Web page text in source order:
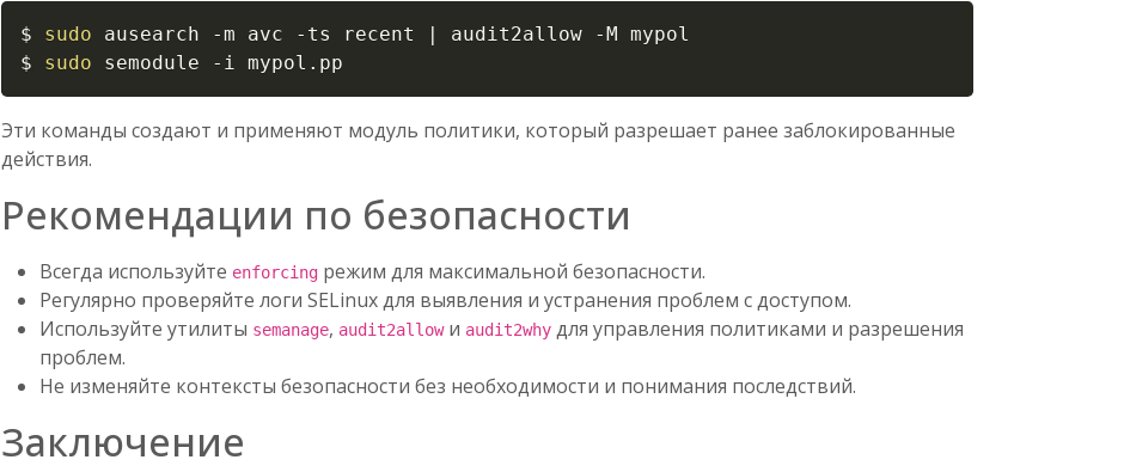
$ sudo ausearch -m avc -ts recent | audit2allow -M mypol
$ sudo semodule -i mypol.pp
Эти команды создают и применяют модуль политики, который разрешает ранее заблокированные
действия.
Рекомендации по безопасности
Всегда используйте enforcing режим для максимальной безопасности.
Регулярно проверяйте логи SELinux для выявления и устранения проблем с доступом.
Используйте утилиты semanage, audit2allowи audit2why для управления политиками и разрешения
проблем.
Не изменяйте контексты безопасности без необходимости и понимания последствий.
Заключение